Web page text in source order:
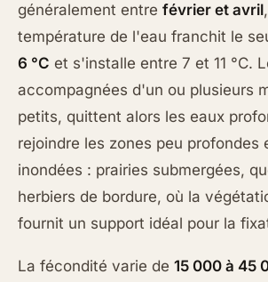
généralement entre février et avril
température de l'eau franchit le
6 °C et s'installe entre 7 et 11 °C.
accompagnées d'un ou plusieurs
petits, quittent alors les eaux
rejoindre les zones peu profondes
inondées : prairies submergées,
herbiers de bordure, où la
fournit un support idéal pour la
La fécondité varie de 15 000 à 45